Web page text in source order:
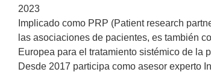
2023
Implicado como PRP (Patient research
las asociaciones de pacientes, es también
Europea para el tratamiento sistémico de la
Desde 2017 participa como asesor experto